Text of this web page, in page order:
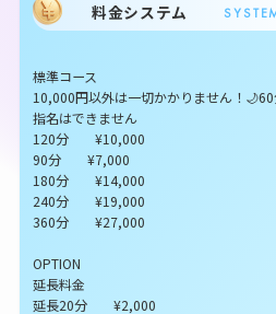
料金システム
標準コース
10,000円以外は一切かかりません！
指名はできません
120分 ¥10,000
90分 ¥7,000
180分 ¥14,000
240分 ¥19,000
360分 ¥27,000
OPTION
延長料金
延長20分 ¥2,000